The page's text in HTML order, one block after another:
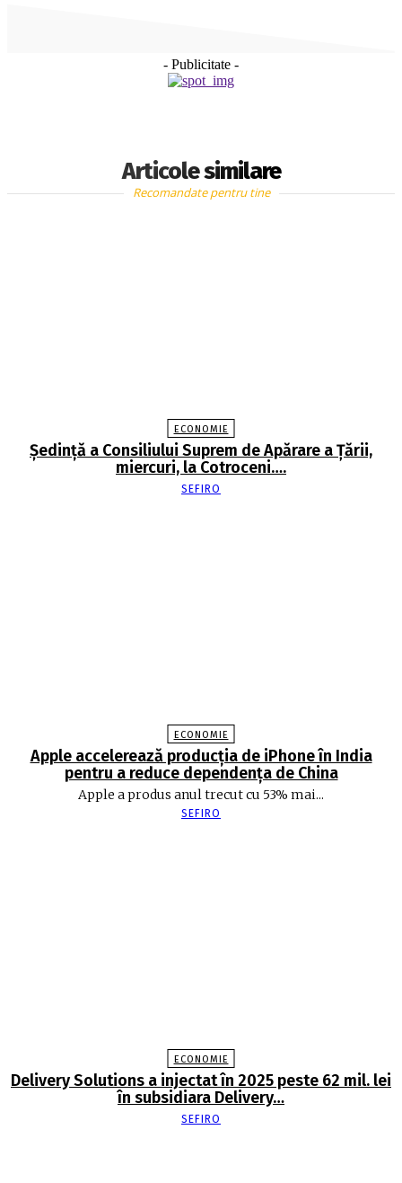
- Publicitate -
Articole similare
Recomandate pentru tine
ECONOMIE
Şedinţă a Consiliului Suprem de Apărare a Ţării,
miercuri, la Cotroceni….
SEFIRO
ECONOMIE
Apple accelerează producția de iPhone în India
pentru a reduce dependența de China
Apple a produs anul trecut cu 53% mai...
SEFIRO
ECONOMIE
Delivery Solutions a injectat în 2025 peste 62 mil. lei
în subsidiara Delivery…
SEFIRO